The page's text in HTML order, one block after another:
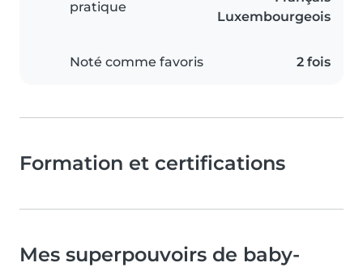
pratique
Luxembourgeois
Noté comme favoris 2 fois
Formation et certifications
Mes superpouvoirs de baby-